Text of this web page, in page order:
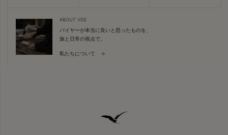
ABOUT VDS
バイヤーが本当に良いと思ったものを、
旅と日常の視点で。
私たちについて →